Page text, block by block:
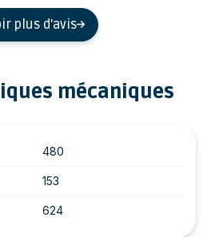
plus d'avis
mécaniques
480
153
624